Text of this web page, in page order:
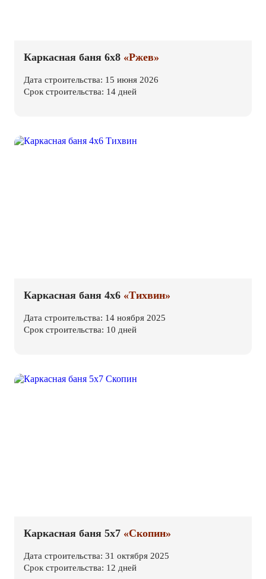
Каркасная баня 6х8 «Ржев»
Дата строительства: 15 июня 2026
Срок строительства: 14 дней
Каркасная баня 4х6 «Тихвин»
Дата строительства: 14 ноября 2025
Срок строительства: 10 дней
Каркасная баня 5х7 «Скопин»
Дата строительства: 31 октября 2025
Срок строительства: 12 дней